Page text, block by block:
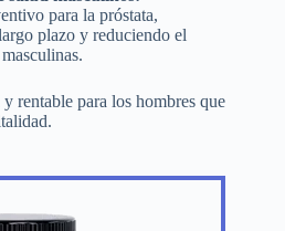
para la próstata,
plazo y reduciendo el
rentable para los hombres que